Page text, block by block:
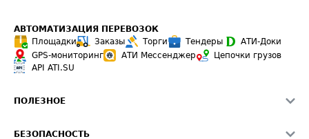
АВТОМАТИЗАЦИЯ ПЕРЕВОЗОК
Площадки
Заказы Торги Тендеры
АТИ-Доки
GPS-мониторинг
АТИ Мессенджер
Цепочки грузов
API ATI.SU
ПОЛЕЗНОЕ
БЕЗОПАСНОСТЬ